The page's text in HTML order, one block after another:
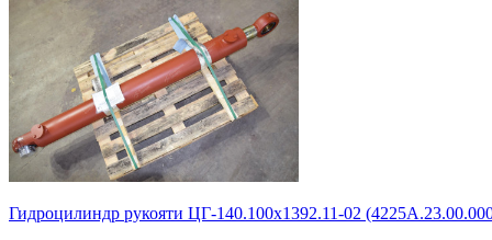
Гидроцилиндр рукояти ЦГ-140.100х1392.11-02